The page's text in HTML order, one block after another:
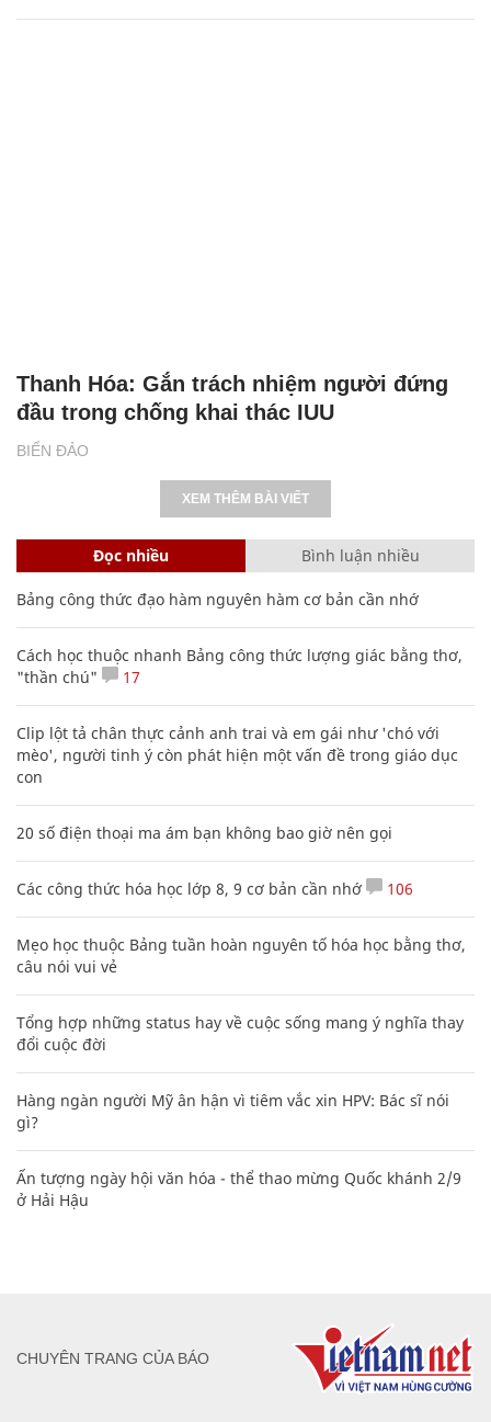
BIỂN ĐẢO
Thanh Hóa: Gắn trách nhiệm người đứng
đầu trong chống khai thác IUU
XEM THÊM BÀI VIẾT
Đọc nhiều Bình luận nhiều
Bảng công thức đạo hàm nguyên hàm cơ bản cần nhớ
Cách học thuộc nhanh Bảng công thức lượng giác bằng thơ,
"thần chú"
17
Clip lột tả chân thực cảnh anh trai và em gái như 'chó với
mèo', người tinh ý còn phát hiện một vấn đề trong giáo dục
con
20 số điện thoại ma ám bạn không bao giờ nên gọi
Các công thức hóa học lớp 8, 9 cơ bản cần nhớ 106
Mẹo học thuộc Bảng tuần hoàn nguyên tố hóa học bằng thơ,
câu nói vui vẻ
Tổng hợp những status hay về cuộc sống mang ý nghĩa thay
đổi cuộc đời
Hàng ngàn người Mỹ ân hận vì tiêm vắc xin HPV: Bác sĩ nói
gì?
Ấn tượng ngày hội văn hóa - thể thao mừng Quốc khánh 2/9
ở Hải Hậu
CHUYÊN TRANG CỦA BÁO